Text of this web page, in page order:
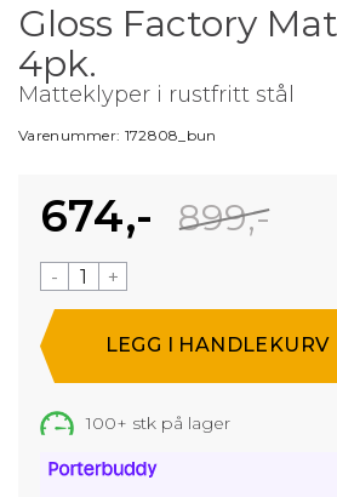
Gloss Factory
4pk.
Matteklyper i rustfritt stål
Varenummer: 172808_bun
674,- 899,-
- +
100+ stk på lager